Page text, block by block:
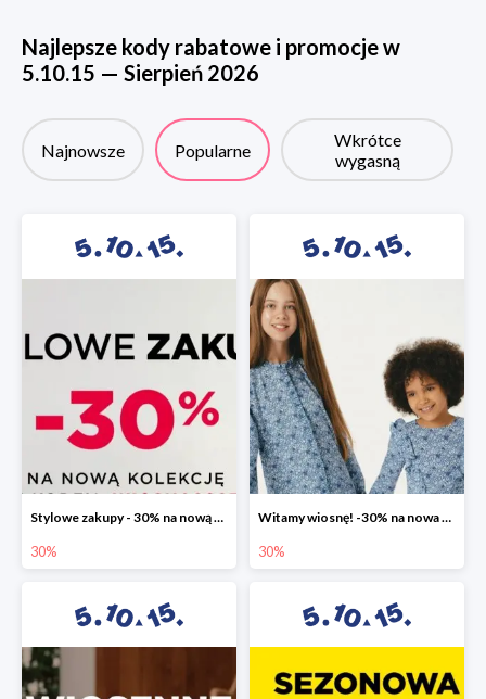
Najlepsze kody rabatowe i promocje w
5.10.15 — Sierpień 2026
Najnowsze Popularne
Wkrótce
wygasną
Stylowe zakupy - 30% na nową kolekcję
30%
Witamy wiosnę! -30% na nowa kolekcję
30%